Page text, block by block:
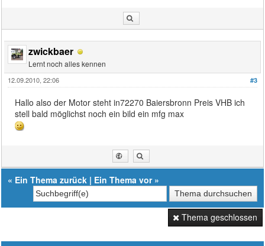
zwickbaer
Lernt noch alles kennen
#3
12.09.2010, 22:06
Hallo also der Motor steht in72270 Baiersbronn Preis VHB ich
stell bald möglichst noch ein bild ein mfg max
« Ein Thema zurück | Ein Thema vor»
Thema geschlossen